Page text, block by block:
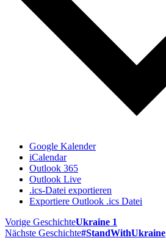
Google Kalender
iCalendar
Outlook 365
Outlook Live
.ics-Datei exportieren
Exportiere Outlook .ics Datei
Vorige GeschichteUkraine 1
Nächste Geschichte#StandWithUkraine